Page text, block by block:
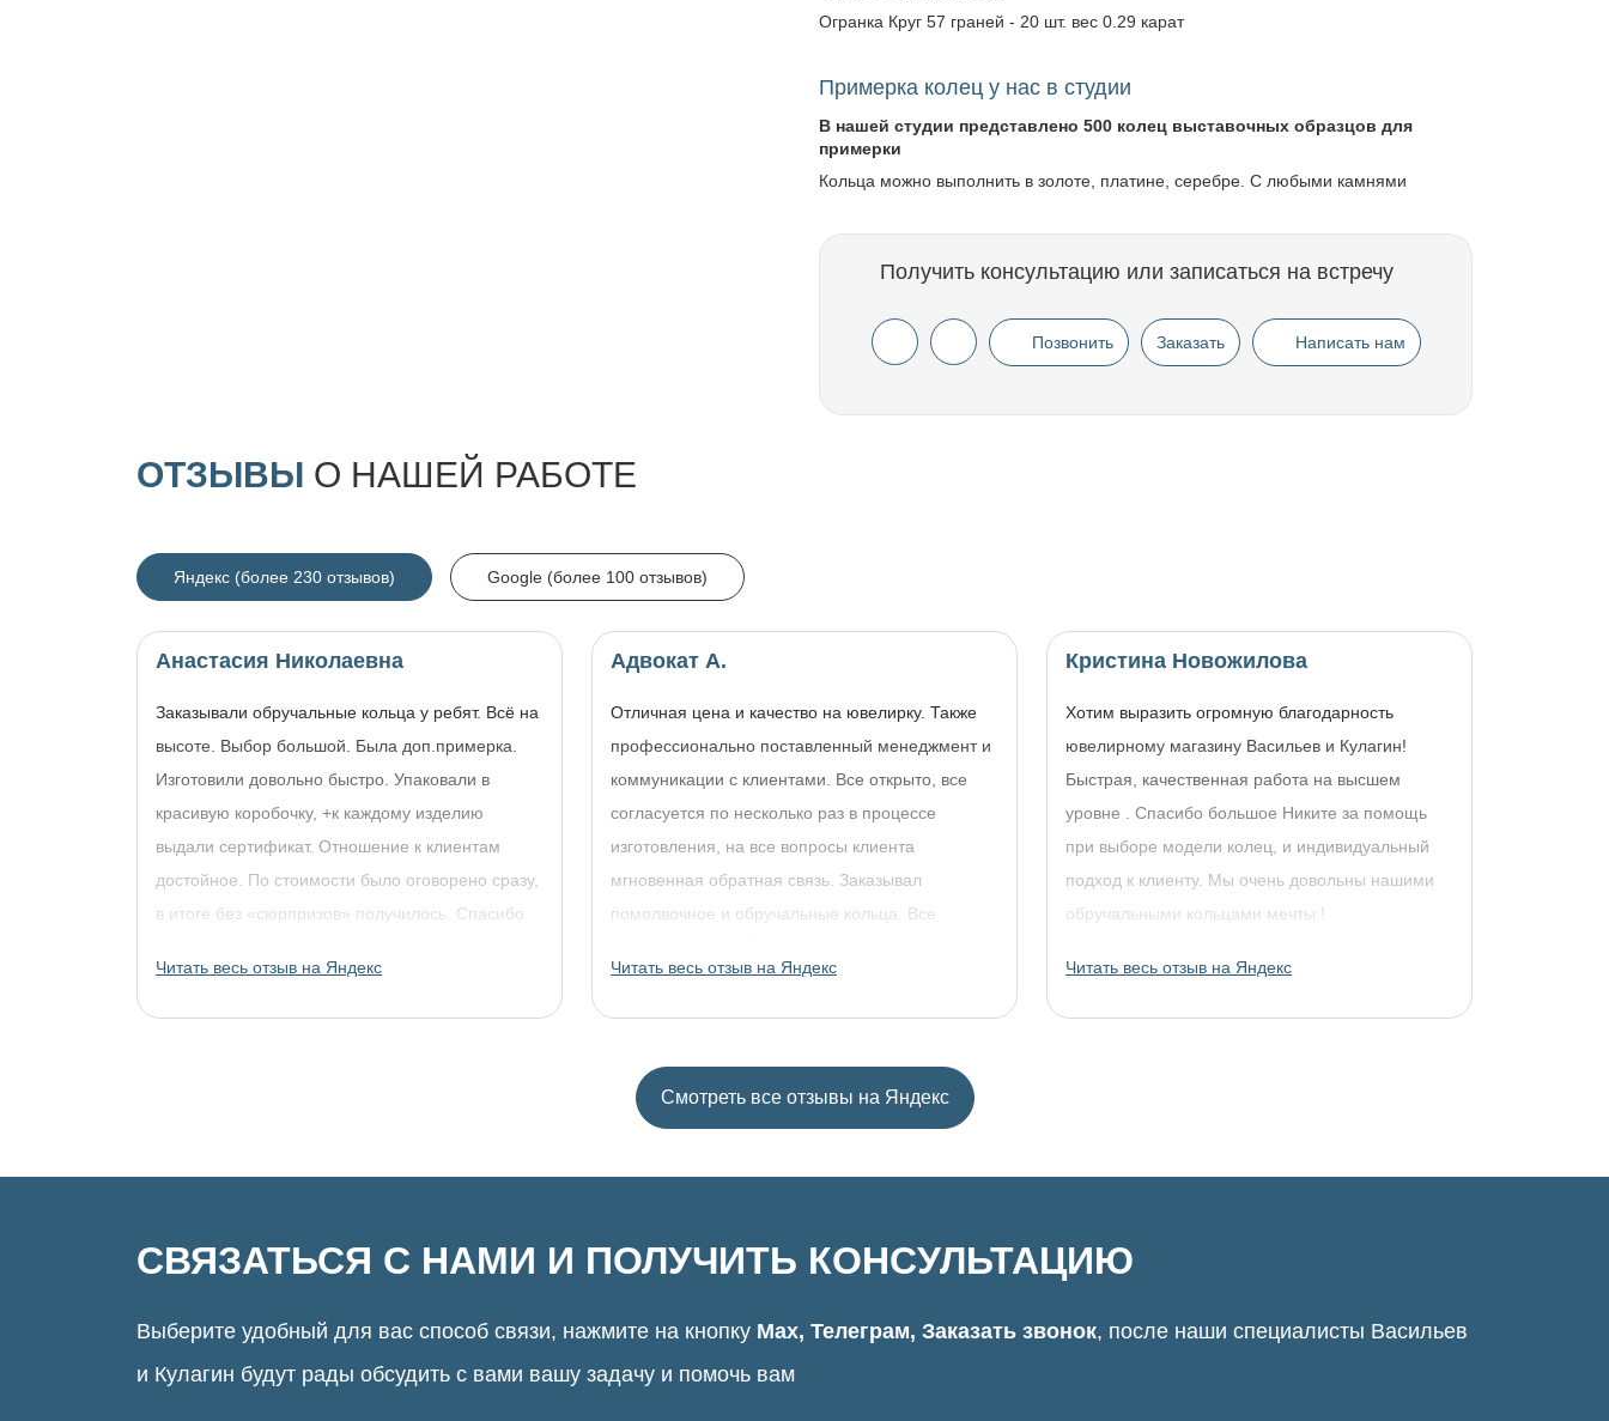
Огранка Круг 57 граней - 20 шт. вес 0.29 карат
Примерка колец у нас в студии
В нашей студии представлено 500 колец выставочных образцов для
примерки
Кольца можно выполнить в золоте, платине, серебре. С любыми камнями
Получить консультацию или записаться на встречу
Позвонить Заказать Написать нам
ОТЗЫВЫ О НАШЕЙ РАБОТЕ
Яндекс (более 230 отзывов) Google (более 100 отзывов)
Анастасия Николаевна
Заказывали обручальные кольца у ребят. Всё на
высоте. Выбор большой. Была доп.примерка.
Изготовили довольно быстро. Упаковали в
красивую коробочку, +к каждому изделию
выдали сертификат. Отношение к клиентам
достойное. По стоимости было оговорено сразу,
в итоге без «сюрпризов» получилось. Спасибо
украшениями!
Читать весь отзыв на Яндекс
Адвокат А.
Отличная цена и качество на ювелирку. Также
профессионально поставленный менеджмент и
коммуникации с клиентами. Все открыто, все
согласуется по несколько раз в процессе
изготовления, на все вопросы клиента
мгновенная обратная связь. Заказывал
помолвочное и обручальные кольца. Все
Читать весь отзыв на Яндекс
Кристина Новожилова
Хотим выразить огромную благодарность
ювелирному магазину Васильев и Кулагин!
Быстрая, качественная работа на высшем
уровне . Спасибо большое Никите за помощь
при выборе модели колец, и индивидуальный
подход к клиенту. Мы очень довольны нашими
обручальными кольцами мечты !
Читать весь отзыв на Яндекс
Смотреть все отзывы на Яндекс
СВЯЗАТЬСЯ С НАМИ И ПОЛУЧИТЬ КОНСУЛЬТАЦИЮ
Выберите удобный для вас способ связи, нажмите на кнопку Max, Телеграм, Заказать звонок, после наши специалисты Васильев
и Кулагин будут рады обсудить с вами вашу задачу и помочь вам